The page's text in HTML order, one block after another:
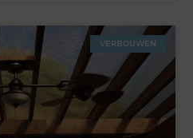
VERBOUWEN